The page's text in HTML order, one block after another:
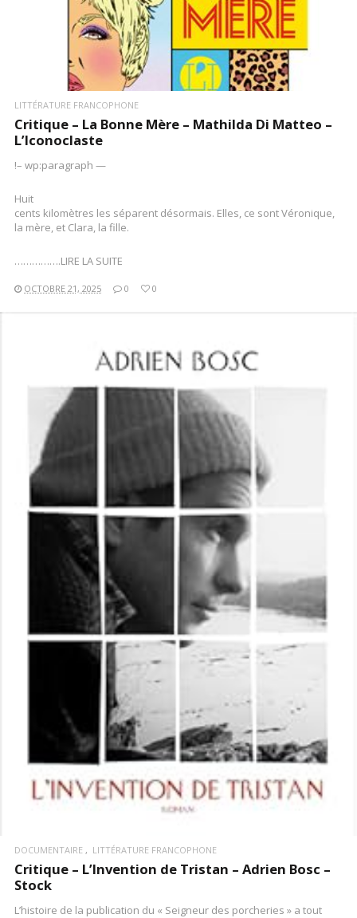
LITTÉRATURE FRANCOPHONE
Critique – La Bonne Mère – Mathilda Di Matteo –
L’Iconoclaste
!– wp:paragraph —
Huit
cents kilomètres les séparent désormais. Elles, ce sont Véronique,
la mère, et Clara, la fille.
…………….LIRE LA SUITE
OCTOBRE 21, 2025 0 0
LIRE LA SUITE
DOCUMENTAIRE LITTÉRATURE FRANCOPHONE
Critique – L’Invention de Tristan – Adrien Bosc –
Stock
L’histoire de la publication du « Seigneur des porcheries » a tout